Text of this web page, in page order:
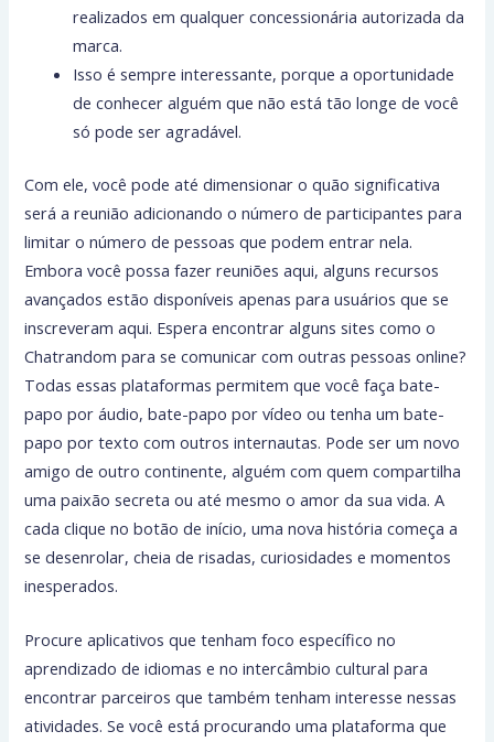
realizados em qualquer concessionária autorizada da
marca.
Isso é sempre interessante, porque a oportunidade
de conhecer alguém que não está tão longe de você
só pode ser agradável.
Com ele, você pode até dimensionar o quão significativa
será a reunião adicionando o número de participantes para
limitar o número de pessoas que podem entrar nela.
Embora você possa fazer reuniões aqui, alguns recursos
avançados estão disponíveis apenas para usuários que se
inscreveram aqui. Espera encontrar alguns sites como o
Chatrandom para se comunicar com outras pessoas online?
Todas essas plataformas permitem que você faça bate-
papo por áudio, bate-papo por vídeo ou tenha um bate-
papo por texto com outros internautas. Pode ser um novo
amigo de outro continente, alguém com quem compartilha
uma paixão secreta ou até mesmo o amor da sua vida. A
cada clique no botão de início, uma nova história começa a
se desenrolar, cheia de risadas, curiosidades e momentos
inesperados.
Procure aplicativos que tenham foco específico no
aprendizado de idiomas e no intercâmbio cultural para
encontrar parceiros que também tenham interesse nessas
atividades. Se você está procurando uma plataforma que